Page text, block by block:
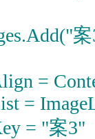
=
=
= "案3"